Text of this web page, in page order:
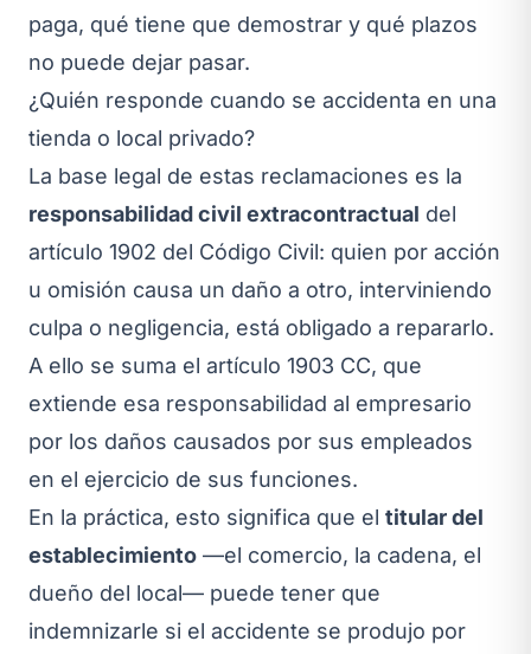
paga, qué tiene que demostrar y qué plazos
no puede dejar pasar.
¿Quién responde cuando se accidenta en una
tienda o local privado?
La base legal de estas reclamaciones es la
responsabilidad civil extracontractual del
artículo 1902 del Código Civil: quien por acción
u omisión causa un daño a otro, interviniendo
culpa o negligencia, está obligado a repararlo.
A ello se suma el artículo 1903 CC, que
extiende esa responsabilidad al empresario
por los daños causados por sus empleados
en el ejercicio de sus funciones.
En la práctica, esto significa que el titular del
establecimiento —el comercio, la cadena, el
dueño del local— puede tener que
indemnizarle si el accidente se produjo por